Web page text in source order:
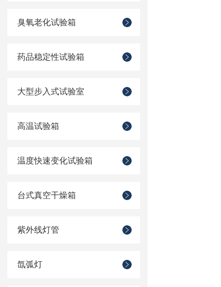
臭氧老化试验箱
药品稳定性试验箱
大型步入式试验室
高温试验箱
温度快速变化试验箱
台式真空干燥箱
紫外线灯管
氙弧灯